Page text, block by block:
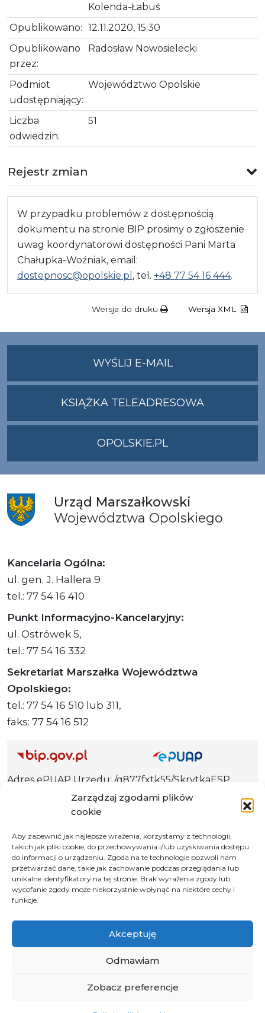
Zarządzaj zgodami plików
cookie
Aby zapewnić jak najlepsze wrażenia, korzystamy z technologii,
takich jak pliki cookie, do przechowywania i/lub uzyskiwania dostępu
do informacji o urządzeniu. Zgoda na te technologie pozwoli nam
przetwarzać dane, takie jak zachowanie podczas przeglądania lub
unikalne identyfikatory na tej stronie. Brak wyrażenia zgody lub
wycofanie zgody może niekorzystnie wpłynąć na niektóre cechy i
funkcje.
Akceptuję
Odmawiam
Zobacz preferencje
Kolenda-Łabuś
Opublikowano: 12.11.2020, 15:30
Opublikowano
przez:
Radosław Nowosielecki
Podmiot
udostępniający:
Województwo Opolskie
Liczba
odwiedzin:
51
Rejestr zmian
W przypadku problemów z dostępnością
dokumentu na stronie BIP prosimy o zgłoszenie
uwag koordynatorowi dostępności Pani Marta
Chałupka-Woźniak, email:
dostepnosc@opolskie.pl , tel. +48 77 54 16 444.
Wersja do druku Wersja XML
WYŚLIJ E-MAILNA
ADRES
KSIĄŻKA TELEADRESOWA
OPOLSKIE.PL
Urząd Marszałkowski
Województwa Opolskiego
Kancelaria Ogólna:
ul. gen. J. Hallera 9
tel.: 77 54 16 410
Punkt Informacyjno-Kancelaryjny:
ul. Ostrówek 5,
tel.: 77 54 16 332
Sekretariat Marszałka Województwa
Opolskiego:
tel.: 77 54 16 510 lub 311,
faks: 77 54 16 512
Adres ePUAP Urzędu: /q877fxtk55/SkrytkaESP
Adres do e-Doręczeń
Urzędu: AE:PL-66703-73759-IGTUV-14
Polityka prywatności
Klauzula informacyjna RODO
Deklaracja dostępności
© 2026 Samorząd Województwa Opolskiego